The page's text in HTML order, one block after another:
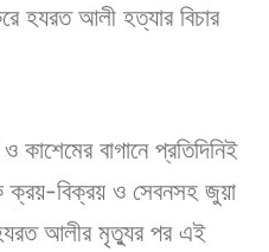
হযরত আলী হত্যার বিচার
বাগানে প্রতিদিনিই
ক্রয়-বিক্রয় ও সেবনসহ জুয়া
আলীর মৃত্যুর পর এই